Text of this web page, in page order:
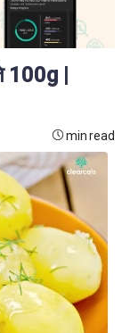
|
min read